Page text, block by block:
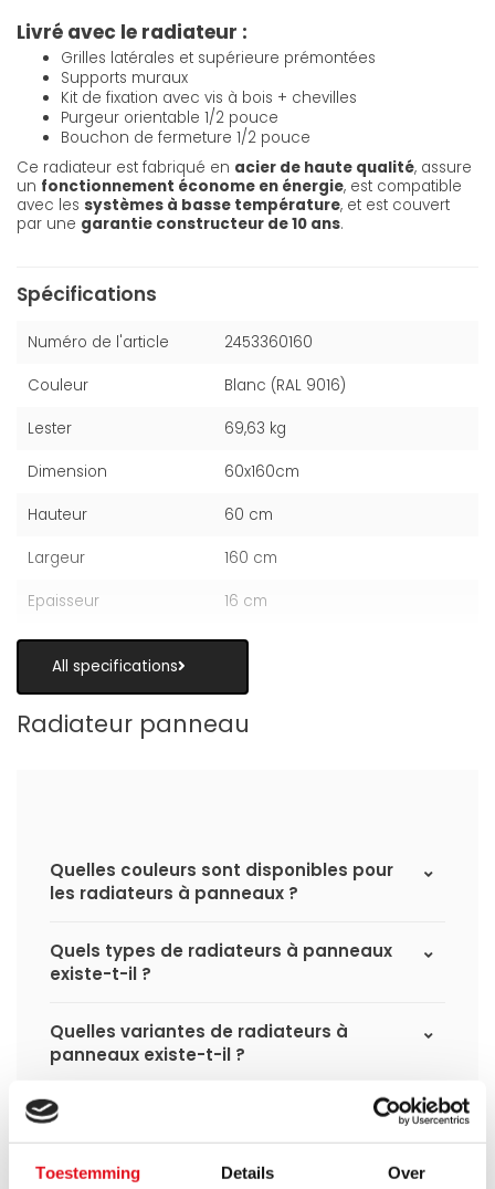
Toestemming Details Over
Livré avec le radiateur :
Grilles latérales et supérieure prémontées
Supports muraux
Kit de fixation avec vis à bois + chevilles
Purgeur orientable 1/2 pouce
Bouchon de fermeture 1/2 pouce
Ce radiateur est fabriqué en acier de haute qualité, assure
un fonctionnement économe en énergie, est compatible
avec les systèmes à basse température, et est couvert
par une garantie constructeur de 10 ans.
Spécifications
Numéro de l'article 2453360160
Couleur Blanc (RAL 9016)
Lester 69,63 kg
Dimension 60x160cm
Hauteur 60 cm
Largeur 160 cm
Epaisseur 16 cm
All specifications
Radiateur panneau
Quelles couleurs sont disponibles pour
les radiateurs à panneaux ?
Quels types de radiateurs à panneaux
existe-t-il ?
Quelles variantes de radiateurs à
panneaux existe-t-il ?
Quelle est la différence entre un